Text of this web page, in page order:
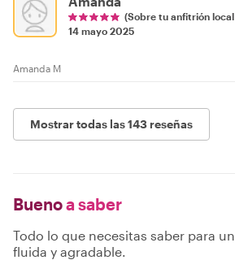
(Sobre tu anfitrión local
14 mayo 2025
Amanda M
Mostrar todas las 143 reseñas
Buenoa saber
Todo lo que necesitas saber para
fluida y agradable.